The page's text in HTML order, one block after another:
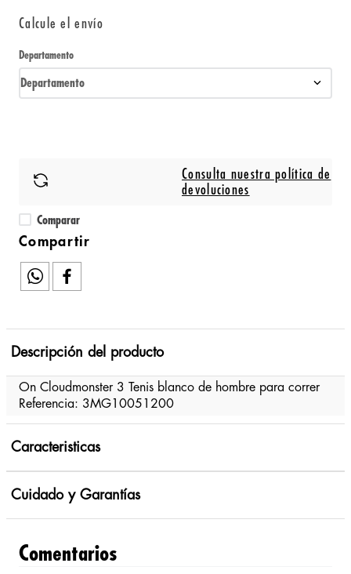
Calcule el envío
Departamento
Departamento
Consulta nuestra política de
devoluciones
Comparar
Descripción del producto
On Cloudmonster 3 Tenis blanco de hombre para correr
Referencia: 3MG10051200
Caracteristicas
Cuidado y Garantías
Comentarios